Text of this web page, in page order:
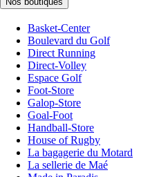
Basket-Center
Boulevard du Golf
Direct Running
Direct-Volley
Espace Golf
Foot-Store
Galop-Store
Goal-Foot
Handball-Store
House of Rugby
La bagagerie du Motard
La sellerie de Maé